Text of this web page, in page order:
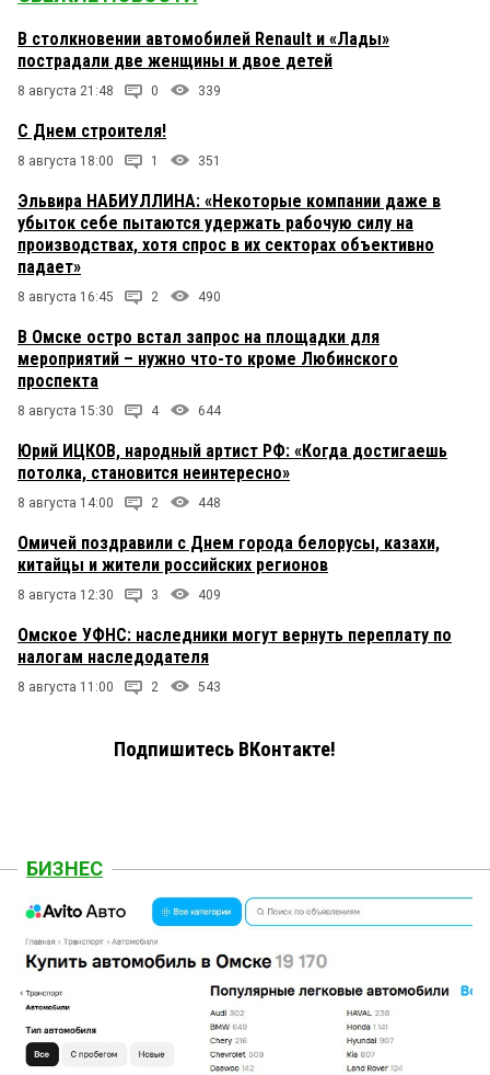
В столкновении автомобилей Renault и «Лады»
пострадали две женщины и двое детей
8 августа 21:48 0 339
С Днем строителя!
8 августа 18:00 1 351
Эльвира НАБИУЛЛИНА: «Некоторые компании даже в
убыток себе пытаются удержать рабочую силу на
производствах, хотя спрос в их секторах объективно
падает»
8 августа 16:45 2 490
В Омске остро встал запрос на площадки для
мероприятий – нужно что-то кроме Любинского
проспекта
8 августа 15:30 4 644
Юрий ИЦКОВ, народный артист РФ: «Когда достигаешь
потолка, становится неинтересно»
8 августа 14:00 2 448
Омичей поздравили с Днем города белорусы, казахи,
китайцы и жители российских регионов
8 августа 12:30 3 409
Омское УФНС: наследники могут вернуть переплату по
налогам наследодателя
8 августа 11:00 2 543
Подпишитесь ВКонтакте!
БИЗНЕС